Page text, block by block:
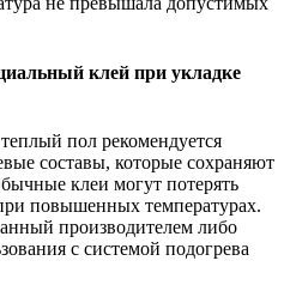
клей при укладке
пол рекомендуется
составы, которые сохраняют
клеи могут потерять
повышенных температурах.
производителем либо
с системой подогрева